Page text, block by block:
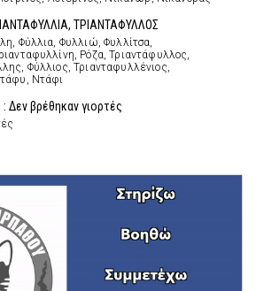
ΤΡΙΑΝΤΑΦΥΛΛΟΣ
Φύλλια, Φυλλιώ, Φυλλίτσα,
Ρόζα, Τριαντάφυλλος,
Φύλλιος, Τριανταφυλλένιος,
Ντάφι
βρέθηκαν γιορτές